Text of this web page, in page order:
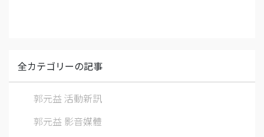
全カテゴリーの記事
郭元益 活動新訊
郭元益 影音媒體